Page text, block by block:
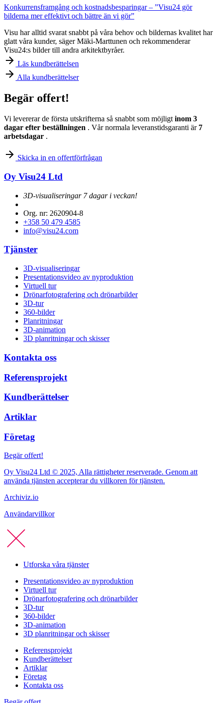
Konkurrensframgång och kostnadsbesparingar – ”Visu24 gör
bilderna mer effektivt och bättre än vi gör”
Visu har alltid svarat snabbt på våra behov och bildernas kvalitet har
glatt våra kunder, säger Mäki-Marttunen och rekommenderar
Visu24:s bilder till andra arkitektbyråer.
Läs kundberättelsen
Alla kundberättelser
Begär offert!
Vi levererar de första utskrifterna så snabbt som möjligt inom 3
dagar efter beställningen . Vår normala leveranstidsgaranti är 7
arbetsdagar .
Skicka in en offertförfrågan
Oy Visu24 Ltd
3D-visualiseringar 7 dagar i veckan!
Org. nr: 2620904-8
+358 50 479 4585
info@visu24.com
Tjänster
3D-visualiseringar
Presentationsvideo av nyproduktion
Virtuell tur
Drönarfotografering och drönarbilder
3D-tur
360-bilder
Planritningar
3D-animation
3D planritningar och skisser
Kontakta oss
Referensprojekt
Kundberättelser
Artiklar
Företag
Begär offert!
Oy Visu24 Ltd © 2025, Alla rättigheter reserverade. Genom att
använda tjänsten accepterar du villkoren för tjänsten.
Archiviz.io
Användarvillkor
Utforska våra tjänster
Presentationsvideo av nyproduktion
Virtuell tur
Drönarfotografering och drönarbilder
3D-tur
360-bilder
3D-animation
3D planritningar och skisser
Referensprojekt
Kundberättelser
Artiklar
Företag
Kontakta oss